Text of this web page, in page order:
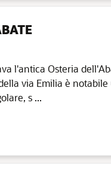
l'antica Osteria
via Emilia è
s ...